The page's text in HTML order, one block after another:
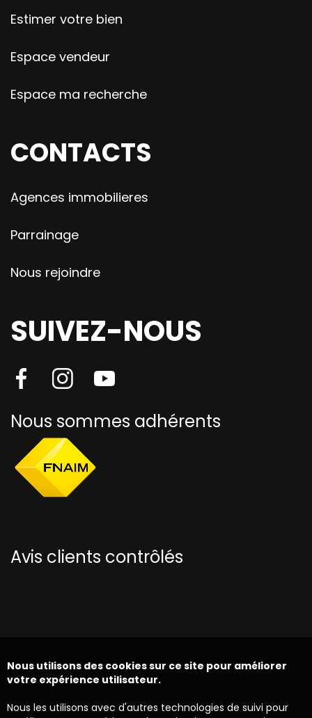
Estimer votre bien
Espace vendeur
Espace ma recherche
CONTACTS
Agences immobilieres
Parrainage
Nous rejoindre
SUIVEZ-NOUS
Nous sommes adhérents
Avis clients contrôlés
Nous utilisons des cookies sur ce site pour améliorer
votre expérience utilisateur.
Nous les utilisons avec d'autres technologies de suivi pour